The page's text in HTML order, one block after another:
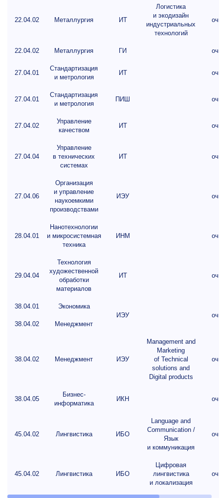
22.04.02 Металлургия ИТ
Логистика
и экодизайн
индустриальных
технологий
22.04.02 Металлургия ГИ
27.04.01
Стандартизация
и метрология
ИТ
27.04.01
Стандартизация
и метрология
ПИШ
27.04.02
Управление
качеством
ИТ
27.04.04
Управление
в технических
системах
ИТ
27.04.06
Организация
и управление
наукоемкими
производствами
ИЭУ
28.04.01
Нанотехнологии
и микросистемная
техника
ИНМ
29.04.04
Технология
художественной
обработки
материалов
ИТ
38.04.01
Экономика
ИЭУ
38.04.02
Менеджмент
38.04.02 Менеджмент ИЭУ
Management and
Marketing
of Technical
solutions and
Digital products
38.04.05
Бизнес-
информатика
ИКН
45.04.02 Лингвистика ИБО
Language and
Communication /
Язык
и коммуникация
45.04.02 Лингвистика ИБО
Цифровая
лингвистика
и локализация